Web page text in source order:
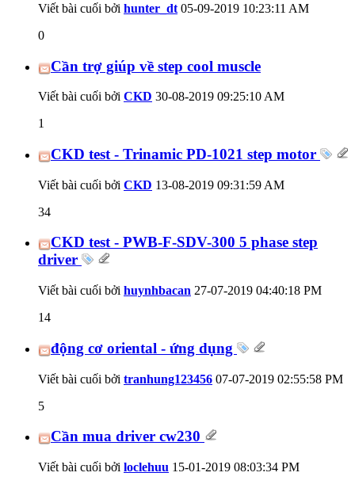
Viết bài cuối bởi hunter_dt 05-09-2019 10:23:11 AM
0
Cần trợ giúp về step cool muscle
Viết bài cuối bởi CKD 30-08-2019 09:25:10 AM
1
CKD test - Trinamic PD-1021 step motor
Viết bài cuối bởi CKD 13-08-2019 09:31:59 AM
34
CKD test - PWB-F-SDV-300 5 phase step
driver
Viết bài cuối bởi huynhbacan 27-07-2019 04:40:18 PM
14
động cơ oriental - ứng dụng
Viết bài cuối bởi tranhung123456 07-07-2019 02:55:58 PM
5
Cần mua driver cw230
Viết bài cuối bởi loclehuu 15-01-2019 08:03:34 PM